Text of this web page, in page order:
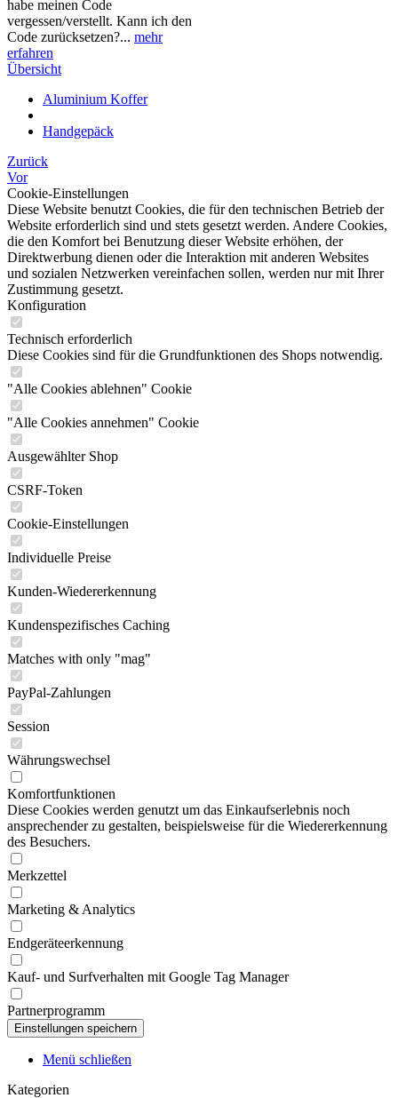
habe meinen Code
vergessen/verstellt. Kann ich den
Code zurücksetzen?... mehr
erfahren
Übersicht
Aluminium Koffer
Handgepäck
Zurück
Vor
Cookie-Einstellungen
Diese Website benutzt Cookies, die für den technischen Betrieb der
Website erforderlich sind und stets gesetzt werden. Andere Cookies,
die den Komfort bei Benutzung dieser Website erhöhen, der
Direktwerbung dienen oder die Interaktion mit anderen Websites
und sozialen Netzwerken vereinfachen sollen, werden nur mit Ihrer
Zustimmung gesetzt.
Konfiguration
Technisch erforderlich
Diese Cookies sind für die Grundfunktionen des Shops notwendig.
"Alle Cookies ablehnen" Cookie
"Alle Cookies annehmen" Cookie
Ausgewählter Shop
CSRF-Token
Cookie-Einstellungen
Individuelle Preise
Kunden-Wiedererkennung
Kundenspezifisches Caching
Matches with only "mag"
PayPal-Zahlungen
Session
Währungswechsel
Komfortfunktionen
Diese Cookies werden genutzt um das Einkaufserlebnis noch
ansprechender zu gestalten, beispielsweise für die Wiedererkennung
des Besuchers.
Merkzettel
Marketing & Analytics
Endgeräteerkennung
Kauf- und Surfverhalten mit Google Tag Manager
Partnerprogramm
Menü schließen
Kategorien